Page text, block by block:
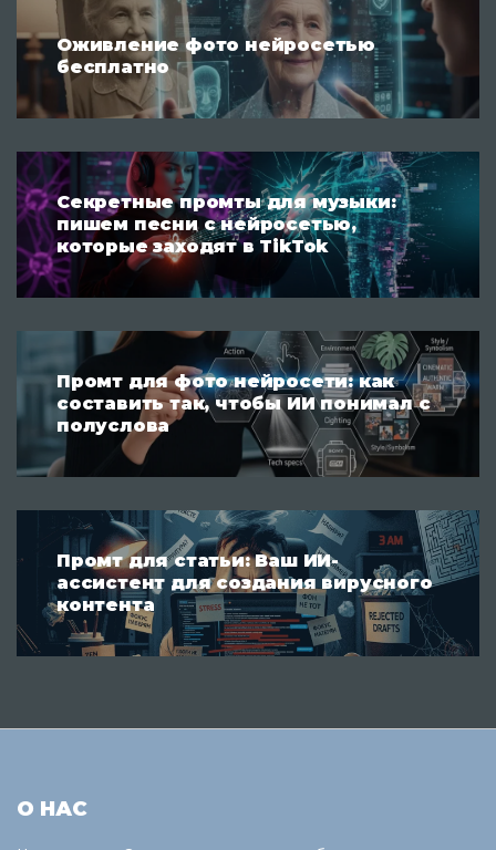
Оживление фото нейросетью
бесплатно
Секретные промты для музыки:
пишем песни с нейросетью,
которые заходят в TikTok
Промт для фото нейросети: как
составить так, чтобы ИИ понимал с
полуслова
Промт для статьи: Ваш ИИ-
ассистент для создания вирусного
контента
О НАС